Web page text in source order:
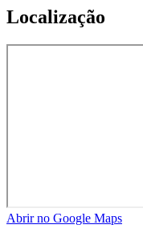
Localização
Abrir no Google Maps